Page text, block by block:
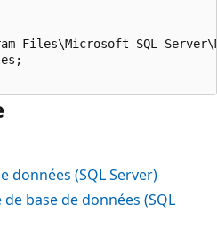
Files\Microsoft SQL
données (SQL Server)
base de données (SQL